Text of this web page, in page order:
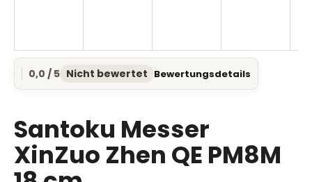
Die
durchschnittliche
ist
0,0
von
5
Sternen.
0,0 / 5 Nicht bewertet Bewertungsdetails
Santoku Messer
XinZuo Zhen QE PM8M
SUCHEN
i
r
e
m